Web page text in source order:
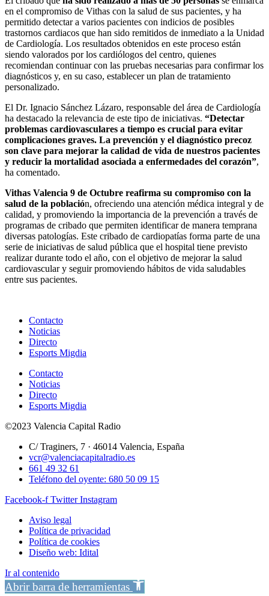
en el compromiso de Vithas con la salud de sus pacientes, y ha
permitido detectar a varios pacientes con indicios de posibles
trastornos cardiacos que han sido remitidos de inmediato a la Unidad
de Cardiología. Los resultados obtenidos en este proceso están
siendo valorados por los cardiólogos del centro, quienes
recomiendan continuar con las pruebas necesarias para confirmar los
diagnósticos y, en su caso, establecer un plan de tratamiento
personalizado.
El Dr. Ignacio Sánchez Lázaro, responsable del área de Cardiología
ha destacado la relevancia de este tipo de iniciativas. “Detectar
problemas cardiovasculares a tiempo es crucial para evitar
complicaciones graves. La prevención y el diagnóstico precoz
son clave para mejorar la calidad de vida de nuestros pacientes
y reducir la mortalidad asociada a enfermedades del corazón”,
ha comentado.
Vithas Valencia 9 de Octubre reafirma su compromiso con la
salud de la población, ofreciendo una atención médica integral y de
calidad, y promoviendo la importancia de la prevención a través de
programas de cribado que permiten identificar de manera temprana
diversas patologías. Este cribado de cardiopatías forma parte de una
serie de iniciativas de salud pública que el hospital tiene previsto
realizar durante todo el año, con el objetivo de mejorar la salud
cardiovascular y seguir promoviendo hábitos de vida saludables
entre sus pacientes.
Contacto
Noticias
Directo
Esports Migdia
Contacto
Noticias
Directo
Esports Migdia
©2023 Valencia Capital Radio
C/ Traginers, 7 · 46014 Valencia, España
vcr@valenciacapitalradio.es
661 49 32 61
Teléfono del oyente: 680 50 09 15
Facebook-f Twitter Instagram
Aviso legal
Política de privacidad
Política de cookies
Diseño web: Idital
Ir al contenido
Abrir barra de herramientas